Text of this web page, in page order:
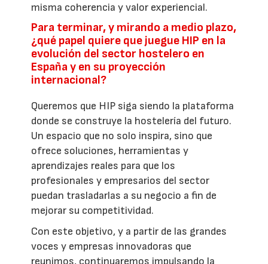
misma coherencia y valor experiencial.
Para terminar, y mirando a medio plazo,
¿qué papel quiere que juegue HIP en la
evolución del sector hostelero en
España y en su proyección
internacional?
Queremos que HIP siga siendo la plataforma
donde se construye la hostelería del futuro.
Un espacio que no solo inspira, sino que
ofrece soluciones, herramientas y
aprendizajes reales para que los
profesionales y empresarios del sector
puedan trasladarlas a su negocio a fin de
mejorar su competitividad.
Con este objetivo, y a partir de las grandes
voces y empresas innovadoras que